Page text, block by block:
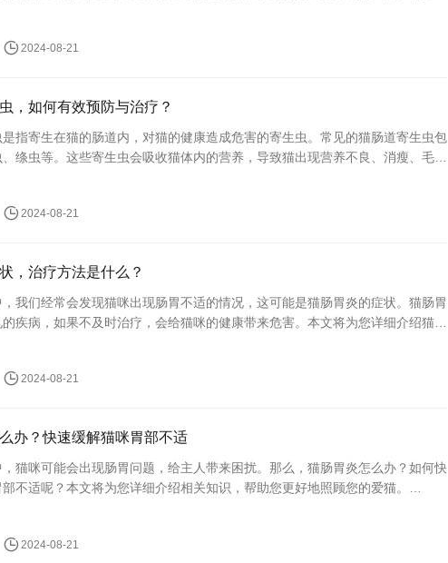
2024-08-21
，如何有效预防与治疗？
指寄生在猫的肠道内，对猫的健康造成危害的寄生虫。常见的猫肠道寄生虫包
绦虫等。这些寄生虫会吸收猫体内的营养，导致猫出现营养不良、消瘦、毛发
2024-08-21
，治疗方法是什么？
我们经常会发现猫咪出现肠胃不适的情况，这可能是猫肠胃炎的症状。猫肠胃
疾病，如果不及时治疗，会给猫咪的健康带来危害。本文将为您详细介绍猫肠
2024-08-21
办？快速缓解猫咪胃部不适
猫咪可能会出现肠胃问题，给主人带来困扰。那么，猫肠胃炎怎么办？如何快
不适呢？本文将为您详细介绍相关知识，帮助您更好地照顾您的爱猫。
2024-08-21